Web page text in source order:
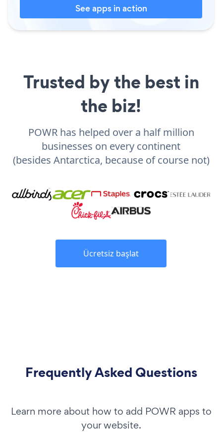
See apps in action
Trusted by the best in
the biz!
POWR has helped over a half million
businesses on every continent
(besides Antarctica, because of course not)
Ücretsiz başlat
Frequently Asked Questions
Learn more about how to add POWR apps to
your website.